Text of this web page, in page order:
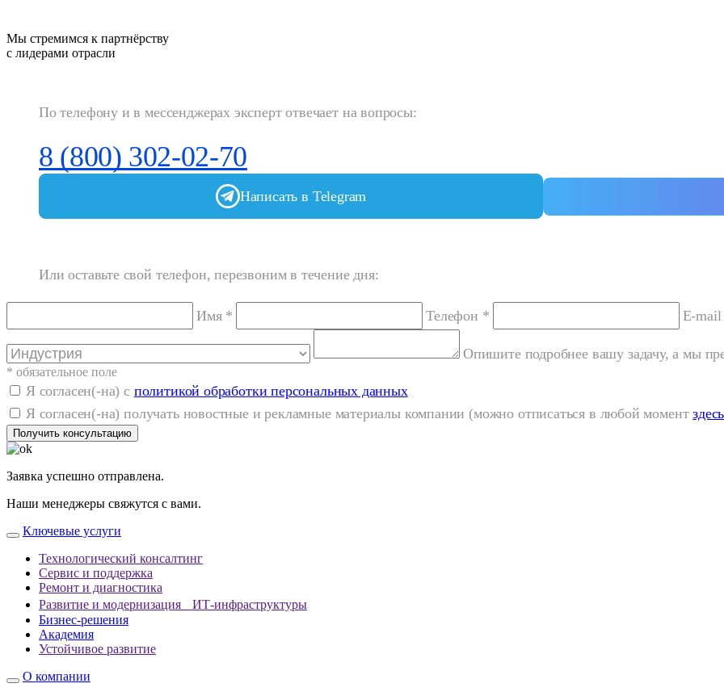
Мы стремимся к партнёрству
с лидерами отрасли
По телефону и в мессенджерах эксперт отвечает на вопросы:
8 (800) 302-02-70
Написать в Telegram
Или оставьте свой телефон, перезвоним в течение дня:
Имя * Телефон * E-
Опишите подробнее вашу задачу, а мы
* обязательное поле
Я согласен(-на) с политикой обработки персональных данных
Я согласен(-на) получать новостные и рекламные материалы компании (можно отписаться в любой моментздесь
Получить консультацию
Заявка успешно отправлена.
Наши менеджеры свяжутся с вами.
Ключевые услуги
Технологический консалтинг
Сервис и поддержка
Ремонт и диагностика
Развитие и модернизация ИТ-инфраструктуры
Бизнес-решения
Академия
Устойчивое развитие
О компании